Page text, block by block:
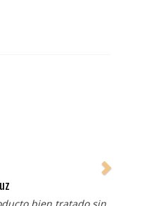
tratado sin